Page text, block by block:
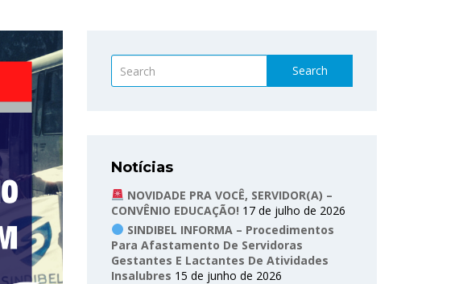
Search
Notícias
NOVIDADE PRA VOCÊ, SERVIDOR(A) –
CONVÊNIO EDUCAÇÃO! 17 de julho de 2026
SINDIBEL INFORMA – Procedimentos
Para Afastamento De Servidoras
Gestantes E Lactantes De Atividades
Insalubres 15 de junho de 2026